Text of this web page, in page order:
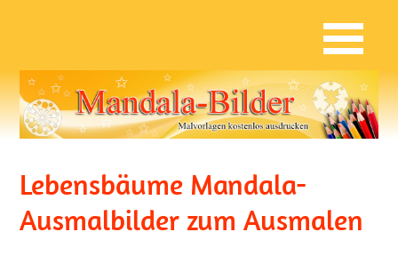
Lebensbäume Mandala-
Ausmalbilder zum Ausmalen